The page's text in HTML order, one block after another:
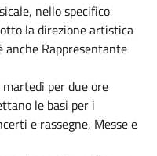
nello specifico
la direzione artistica
Rappresentante
per due ore
le basi per i
e rassegne, Messe e